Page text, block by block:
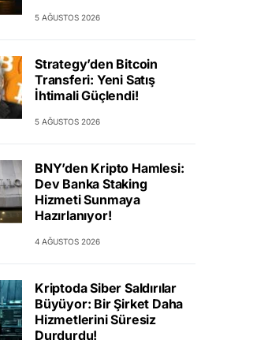
5 AĞUSTOS 2026
Strategy’den Bitcoin
Transferi: Yeni Satış
İhtimali Güçlendi!
5 AĞUSTOS 2026
BNY’den Kripto Hamlesi:
Dev Banka Staking
Hizmeti Sunmaya
Hazırlanıyor!
4 AĞUSTOS 2026
Kriptoda Siber Saldırılar
Büyüyor: Bir Şirket Daha
Hizmetlerini Süresiz
Durdurdu!